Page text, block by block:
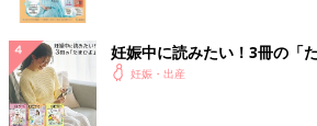
なにしてもとれないのどの違和感。
いろいろ調べて構えてたほどではないにし
妊娠中に読みたい！3冊の「
妊娠・出産